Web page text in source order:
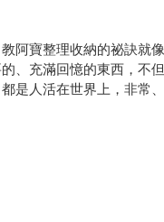
阿寶整理收納的祕訣就
、充滿回憶的東西，不
是人活在世界上，非常